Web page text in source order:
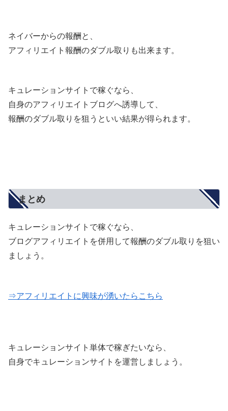
ネイバーからの報酬と、
アフィリエイト報酬のダブル取りも出来ます。
キュレーションサイトで稼ぐなら、
自身のアフィリエイトブログへ誘導して、
報酬のダブル取りを狙うといい結果が得られます。
まとめ
キュレーションサイトで稼ぐなら、
ブログアフィリエイトを併用して報酬のダブル取りを狙い
ましょう。
⇒アフィリエイトに興味が湧いたらこちら
キュレーションサイト単体で稼ぎたいなら、
自身でキュレーションサイトを運営しましょう。